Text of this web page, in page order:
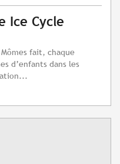
Ice Cycle
fait, chaque
d’enfants dans les